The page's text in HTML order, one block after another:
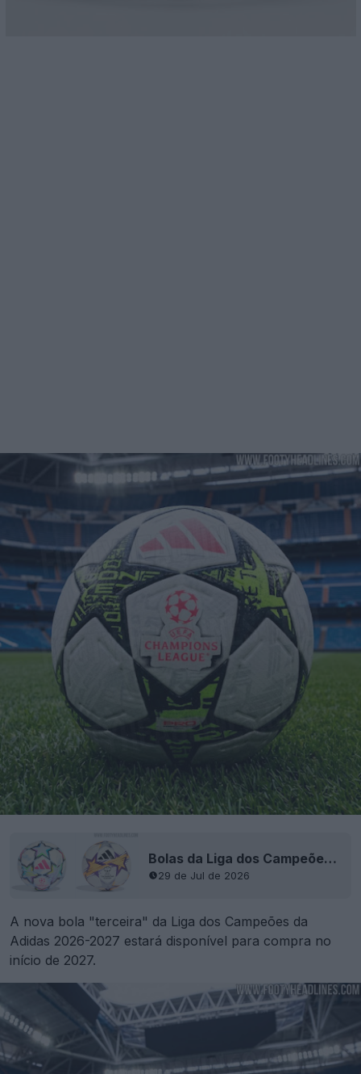
Bolas da Liga dos Campeões e da Liga dos Campeões Feminina da Adidas 26-27 «reveladas» — Última bola da fase de grupos da Adidas
29 de Jul de 2026
A nova bola "terceira" da Liga dos Campeões da
Adidas 2026-2027 estará disponível para compra no
início de 2027.